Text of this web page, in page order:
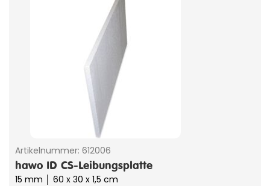
Artikelnummer: 612006
hawo ID CS-Leibungsplatte
15 mm │ 60 x 30 x 1,5 cm